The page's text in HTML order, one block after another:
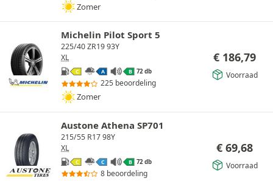
Zomer
Michelin Pilot Sport 5
225/40 ZR19 93Y
XL
C A B 72 db
225 beoordeling
Zomer
€ 186,79
Voorraad
Austone Athena SP701
215/55 R17 98Y
XL
C C B 72 db
8 beoordeling
€ 69,68
Voorraad